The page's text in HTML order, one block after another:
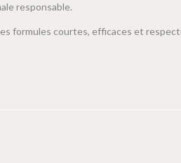
responsable.
formules courtes, efficaces et